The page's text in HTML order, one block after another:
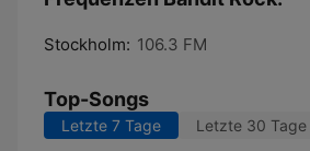
Stockholm: 106.3 FM
Top-Songs
Letzte 7 Tage Letzte 30 Tage